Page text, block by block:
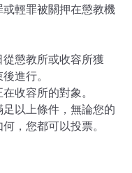
輕罪被關押在懲教機
懲教所或收容所獲
進行。
收容所的對象。
以上條件，無論您的
，您都可以投票。